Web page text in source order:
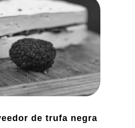
de trufa negra